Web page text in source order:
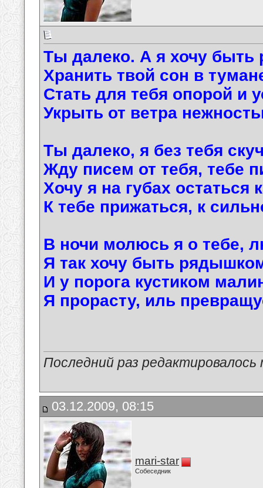
Ты далеко. А я хочу быть
Хранить твой сон в
Стать для тебя опорой и
Укрыть от ветра
Ты далеко, я без тебя
Жду писем от тебя, тебе
Хочу я на губах остаться
К тебе прижаться, к
В ночи молюсь я о тебе,
Я так хочу быть
И у порога кустиком
Я прорасту, иль
Последний раз
03.12.2009, 08:15
mari-star
Собеседник